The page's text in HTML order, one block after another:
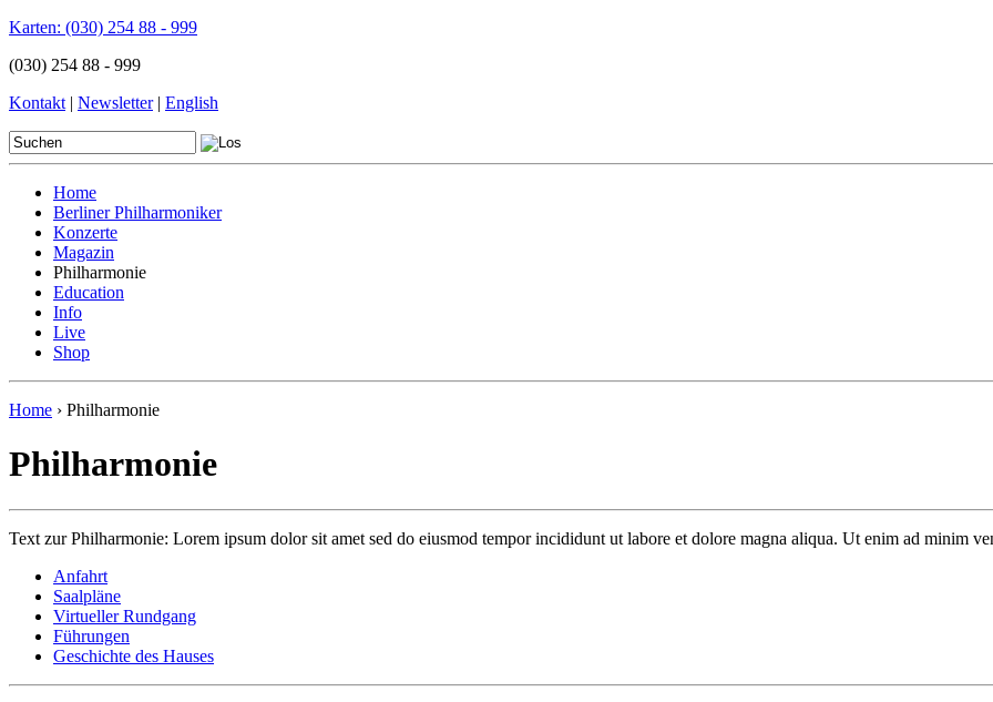
Karten: (030) 254 88 - 999
(030) 254 88 - 999
Kontakt | Newsletter| English
Home
Berliner Philharmoniker
Konzerte
Magazin
Philharmonie
Education
Info
Live
Shop
Home › Philharmonie
Philharmonie
Text zur Philharmonie: Lorem ipsum dolor sit amet sed do eiusmod tempor incididunt ut labore et dolore magna aliqua. Ut enim ad minim
Anfahrt
Saalpläne
Virtueller Rundgang
Führungen
Geschichte des Hauses